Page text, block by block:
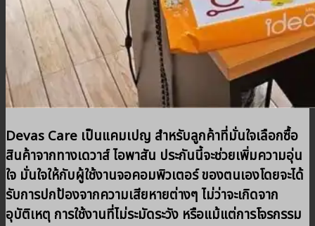
Devas Care เป็นแคมเปญ สำหรับลูกค้าที่มั่นใจเลือกซื้อ
สินค้าจากทางเดวาส์ ไอพาสัน ประกันนี้จะช่วยเพิ่มความอุ่น
ใจ มั่นใจให้กับผู้ใช้งานจอคอมพิวเตอร์ ของตนเองโดยจะได้
รับการปกป้องจากความเสียหายต่างๆ ไม่ว่าจะเกิดจาก
อุบัติเหตุ การใช้งานที่ไม่ระมัดระวัง หรือแม้แต่การโจรกรรม